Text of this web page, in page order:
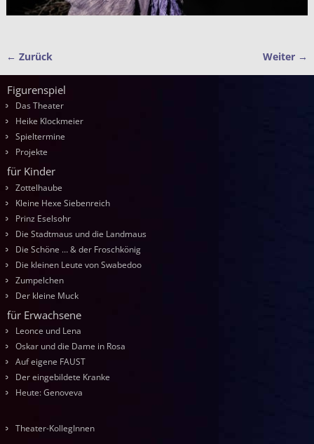
Bilder-Navigation
← Zurück Weiter →
Figurenspiel
Das Theater
Heike Klockmeier
Spieltermine
Projekte
für Kinder
Zottelhaube
Kleine Hexe Siebenreich
Prinz Eselsohr
Die Stadtmaus und die Landmaus
Die Schöne … & der Froschkönig
Die kleinen Leute von Swabedoo
Zumpelchen
Der kleine Muck
für Erwachsene
Leonce und Lena
Oskar und die Dame in Rosa
Auf eigene FAUST
Der eingebildete Kranke
Heute: Genoveva
Theater-KollegInnen